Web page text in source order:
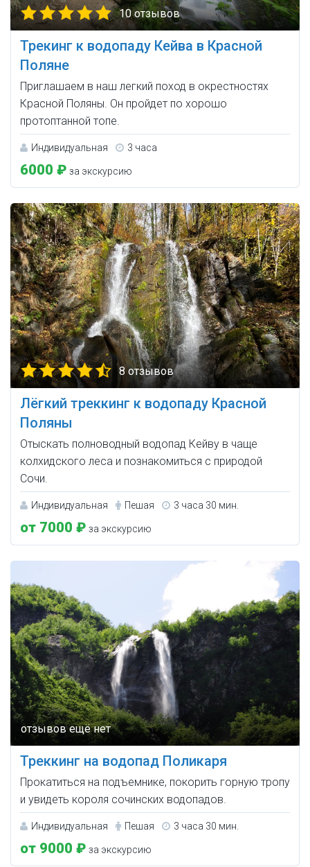
10 отзывов
Трекинг к водопаду Кейва в Красной
Поляне
Приглашаем в наш легкий поход в окрестностях
Красной Поляны. Он пройдет по хорошо
протоптанной топе.
Индивидуальная 3 часа
6000 ₽ за экскурсию
8 отзывов
Лёгкий треккинг к водопаду Красной
Поляны
Отыскать полноводный водопад Кейву в чаще
колхидского леса и познакомиться с природой
Сочи.
Индивидуальная Пешая 3 часа 30 мин.
от 7000 ₽ за экскурсию
Треккинг на водопад Поликаря
Прокатиться на подъемнике, покорить горную тропу
и увидеть короля сочинских водопадов.
Индивидуальная Пешая 3 часа 30 мин.
от 9000 ₽ за экскурсию